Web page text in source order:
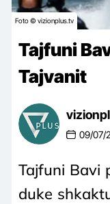
Foto © vizionplus.tv
Tajfuni
Tajvanit
09/07/
Tajfuni Bavi
duke